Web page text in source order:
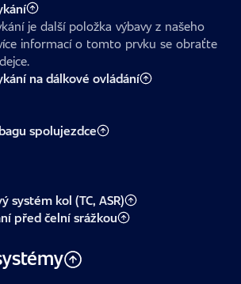
je další položka výbavy z našeho
informací o tomto prvku se obraťte
na dálkové ovládání
spolujezdce
systém kol (TC, ASR)
před čelní srážkou